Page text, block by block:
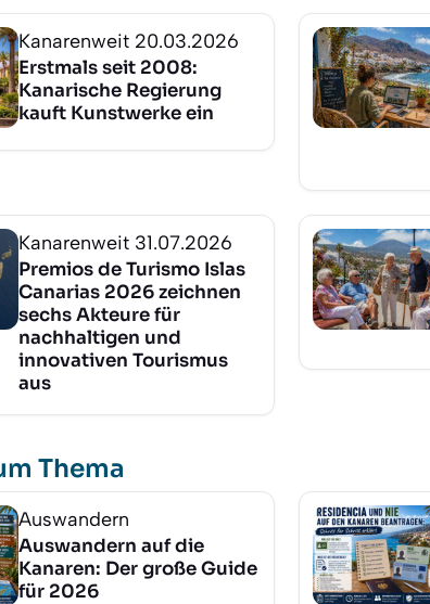
Kanarenweit 20.03.2026
Erstmals seit 2008:
Kanarische Regierung
kauft Kunstwerke ein
Kanarenweit 31.07.2026
Premios de Turismo Islas
Canarias 2026 zeichnen
sechs Akteure für
nachhaltigen und
innovativen Tourismus
aus
Thema
Auswandern
Auswandern auf die
Kanaren: Der große Guide
für 2026